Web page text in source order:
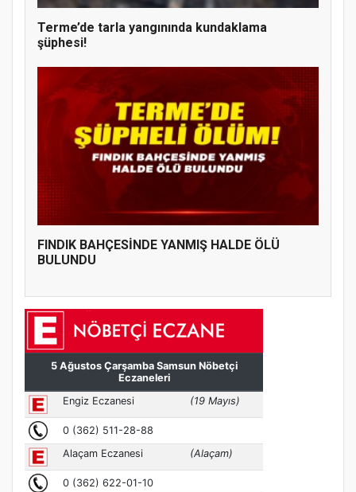
Terme’de tarla yangınında kundaklama
şüphesi!
FINDIK BAHÇESİNDE YANMIŞ HALDE ÖLÜ
BULUNDU